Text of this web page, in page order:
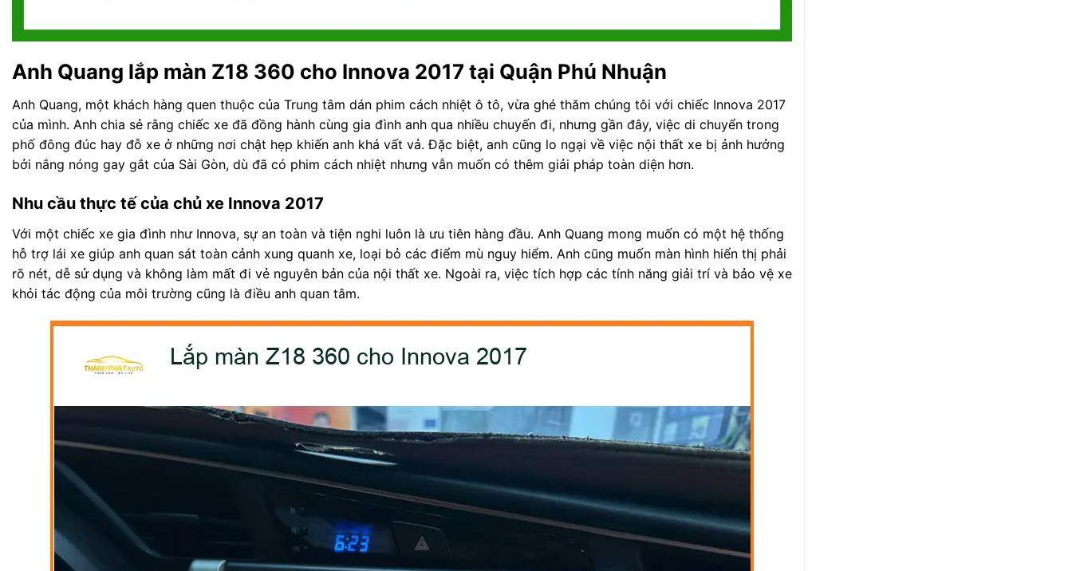
Anh Quang lắp màn Z18 360 cho Innova 2017 tại Quận Phú Nhuận
Anh Quang, một khách hàng quen thuộc của Trung tâm dán phim cách nhiệt ô tô, vừa ghé thăm chúng tôi với chiếc Innova 2017
của mình. Anh chia sẻ rằng chiếc xe đã đồng hành cùng gia đình anh qua nhiều chuyến đi, nhưng gần đây, việc di chuyển trong
phố đông đúc hay đỗ xe ở những nơi chật hẹp khiến anh khá vất vả. Đặc biệt, anh cũng lo ngại về việc nội thất xe bị ảnh hưởng
bởi nắng nóng gay gắt của Sài Gòn, dù đã có phim cách nhiệt nhưng vẫn muốn có thêm giải pháp toàn diện hơn.
Nhu cầu thực tế của chủ xe Innova 2017
Với một chiếc xe gia đình như Innova, sự an toàn và tiện nghi luôn là ưu tiên hàng đầu. Anh Quang mong muốn có một hệ thống
hỗ trợ lái xe giúp anh quan sát toàn cảnh xung quanh xe, loại bỏ các điểm mù nguy hiểm. Anh cũng muốn màn hình hiển thị phải
rõ nét, dễ sử dụng và không làm mất đi vẻ nguyên bản của nội thất xe. Ngoài ra, việc tích hợp các tính năng giải trí và bảo vệ xe
khỏi tác động của môi trường cũng là điều anh quan tâm.